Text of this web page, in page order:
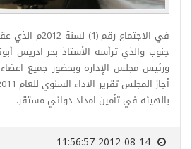
في الاجتماع رقم
جنوب والذي ترأسه الأستاذ بحر ادريس
بالهيئه في تأمين امداد دوائي مستقر.